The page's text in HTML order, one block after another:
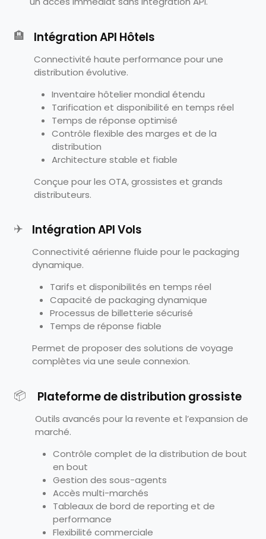
🏨 Intégration API Hôtels
Connectivité haute performance pour une
distribution évolutive.
Inventaire hôtelier mondial étendu
Tarification et disponibilité en temps réel
Temps de réponse optimisé
Contrôle flexible des marges et de la
distribution
Architecture stable et fiable
Conçue pour les OTA, grossistes et grands
distributeurs.
✈️ Intégration API Vols
Connectivité aérienne fluide pour le packaging
dynamique.
Tarifs et disponibilités en temps réel
Capacité de packaging dynamique
Processus de billetterie sécurisé
Temps de réponse fiable
Permet de proposer des solutions de voyage
complètes via une seule connexion.
📦 Plateforme de distribution grossiste
Outils avancés pour la revente et l’expansion de
marché.
Contrôle complet de la distribution de bout
en bout
Gestion des sous-agents
Accès multi-marchés
Tableaux de bord de reporting et de
performance
Flexibilité commerciale